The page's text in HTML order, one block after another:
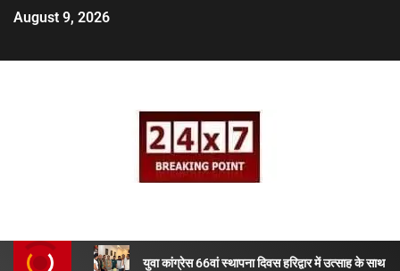
August 9, 2026
युवा कांग्रेस 66वां स्थापना दिवस हरिद्वार में उत्साह के साथ